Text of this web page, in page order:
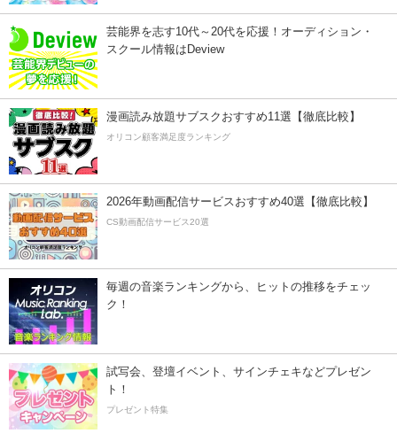
芸能界を志す10代～20代を応援！オーディション・
スクール情報はDeview
漫画読み放題サブスクおすすめ11選【徹底比較】
オリコン顧客満足度ランキング
2026年動画配信サービスおすすめ40選【徹底比較】
CS動画配信サービス20選
毎週の音楽ランキングから、ヒットの推移をチェッ
ク！
試写会、登壇イベント、サインチェキなどプレゼン
ト！
プレゼント特集